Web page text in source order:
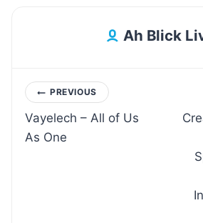
Ah Blick
Post
navigation
PREVIOUS
Vayelech – All of Us
As One